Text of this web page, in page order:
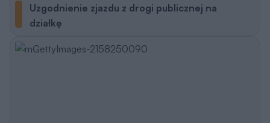
Uzgodnienie zjazdu z drogi publicznej na
działkę